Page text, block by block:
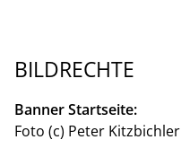
BILDRECHTE
Banner Startseite:
Foto (c) Peter Kitzbichler